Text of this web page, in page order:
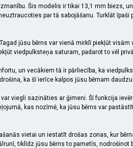
Šis modelis ir tikai 13,1 mm biezs,
par tā sabojāšanu. Turklāt īpaši
jūsu bērns var vienā mirklī piekļūt visām
viedpulksteņa saturam, padarot to vēl
un vecākiem tā ir pārliecība, ka
ka šī ierīce kalpos jūsu bērnam
viegli sazināties ar ģimeni. Šī funkcija
kas nozīmē, ka jūsu bērns var
vietai un iestatīt drošas zonas, kur
tiklīdz jūsu bērns to pametīs, nodrošinot